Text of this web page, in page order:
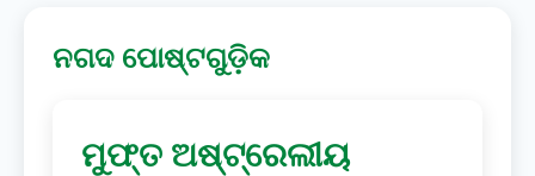
ନଗଦ ପୋଷ୍ଟଗୁଡ଼ିକ
ମୁଫ୍ତ ଅଷ୍ଟ୍ରେଲୀୟ